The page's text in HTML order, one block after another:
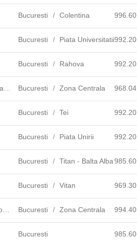
Bucuresti Colentina 996.60
Bucuresti Piata Universitatii992.20
Bucuresti Rahova 992.20
Bucuresti Zona Centrala 968.04
Bucuresti Tei 992.20
Bucuresti Piata Unirii 992.20
Bucuresti Titan - Balta Alba985.60
Bucuresti Vitan 969.30
Bucuresti Zona Centrala 994.40
Bucuresti 985.60